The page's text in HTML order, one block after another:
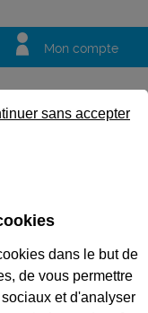
Mon compte
questions
Pays
dans le but de
de vous permettre
et d'analyser
sans accepter